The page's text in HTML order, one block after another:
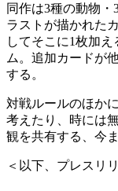
同作は3種の動物
ラストが描かれた
してそこに1枚加
ム。追加カードが
する。
対戦ルールのほか
考えたり、時には
観を共有する、今
＜以下、プレスリ